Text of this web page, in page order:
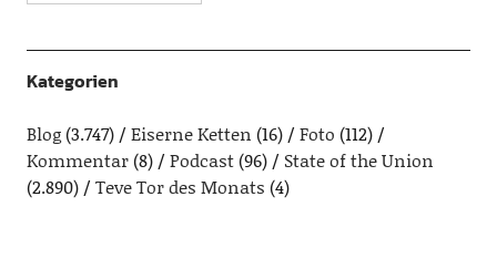
Kategorien
Blog(3.747) Eiserne Ketten (16) Foto (112)
Kommentar(8) Podcast(96)
State of the Union
(2.890)
Teve Tor des Monats (4)